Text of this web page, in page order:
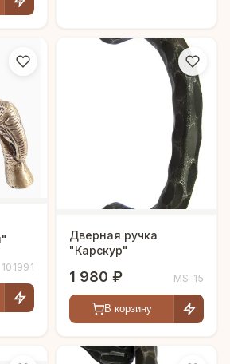
101991
Дверная ручка
"Карскур"
1 980 ₽ MS-15
В корзину